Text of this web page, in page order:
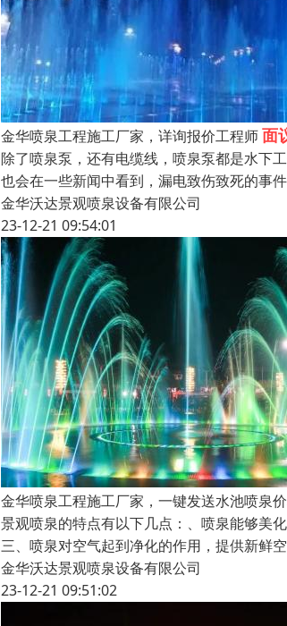
金华喷泉工程施工厂家，详询报价工程师面
除了喷泉泵，还有电缆线，喷泉泵都是水下
也会在一些新闻中看到，漏电致伤致死的事
金华沃达景观喷泉设备有限公司
23-12-21 09:54:01
金华喷泉工程施工厂家，一键发送水池喷泉
景观喷泉的特点有以下几点：、喷泉能够美
三、喷泉对空气起到净化的作用，提供新鲜
金华沃达景观喷泉设备有限公司
23-12-21 09:51:02